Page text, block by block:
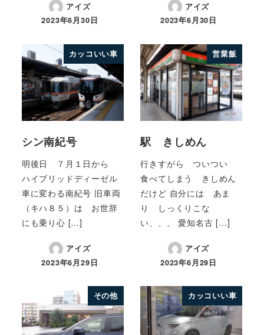
アイズ
2023年6月30日
アイズ
2023年6月30日
カッコいい車
シン南紀号
明後日 ７月１日から
ハイブリッドディーゼル
車に変わる南紀号 旧車両
（キハ８５）は お世辞
にも乗り心 […]
アイズ
2023年6月29日
営業飯
駅 きしめん
行きすがら ついつい
食べてしまう きしめん
だけど 自分には あま
り しっくりこな
い、、、 愛知名古 […]
アイズ
2023年6月29日
その他 カッコいい車